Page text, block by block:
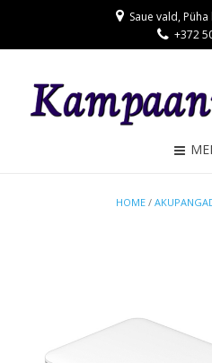
Saue vald,
+372
HOME /